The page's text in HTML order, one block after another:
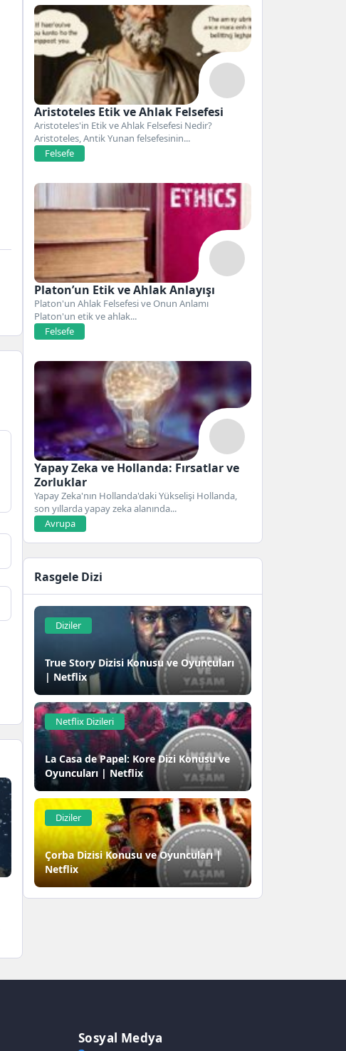
Aristoteles Etik ve Ahlak Felsefesi
Aristoteles'in Etik ve Ahlak Felsefesi Nedir?
Aristoteles, Antik Yunan felsefesinin...
Felsefe
Platon’un Etik ve Ahlak Anlayışı
Platon'un Ahlak Felsefesi ve Onun Anlamı
Platon'un etik ve ahlak...
Felsefe
Yapay Zeka ve Hollanda: Fırsatlar ve
Zorluklar
Yapay Zeka'nın Hollanda'daki Yükselişi Hollanda,
son yıllarda yapay zeka alanında...
Avrupa
Rasgele Dizi
Diziler
True Story Dizisi Konusu ve Oyuncuları
| Netflix
Netflix Dizileri
La Casa de Papel: Kore Dizi Konusu ve
Oyuncuları | Netflix
Diziler
Çorba Dizisi Konusu ve Oyuncuları |
Netflix
Sosyal Medya